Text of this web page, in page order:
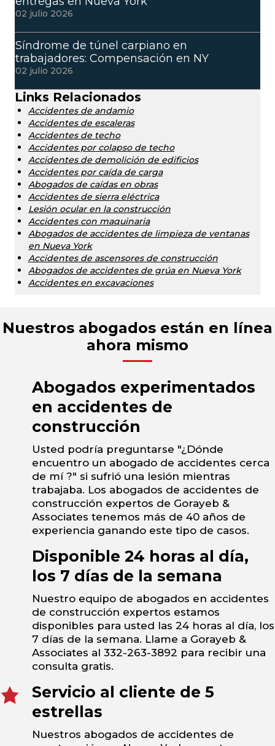
02 julio 2026
Síndrome de túnel carpiano en
trabajadores: Compensación en NY
02 julio 2026
Links Relacionados
Accidentes de andamio
Accidentes de escaleras
Accidentes de techo
Accidentes por colapso de techo
Accidentes de demolición de edificios
Accidentes por caída de carga
Abogados de caídas en obras
Accidentes de sierra eléctrica
Lesión ocular en la construcción
Accidentes con maquinaria
Abogados de accidentes de limpieza de ventanas
en Nueva York
Accidentes de ascensores de construcción
Abogados de accidentes de grúa en Nueva York
Accidentes en excavaciones
Nuestros abogados están en línea
ahora mismo
Abogados experimentados
en accidentes de
construcción
Usted podría preguntarse "¿Dónde
encuentro un abogado de accidentes cerca
de mí ?" si sufrió una lesión mientras
trabajaba. Los abogados de accidentes de
construcción expertos de Gorayeb &
Associates tenemos más de 40 años de
experiencia ganando este tipo de casos.
Disponible 24 horas al día,
los 7 días de la semana
Nuestro equipo de abogados en accidentes
de construcción expertos estamos
disponibles para usted las 24 horas al día, los
7 días de la semana. Llame a Gorayeb &
Associates al 332-263-3892 para recibir una
consulta gratis.
Servicio al cliente de 5
estrellas
Nuestros abogados de accidentes de